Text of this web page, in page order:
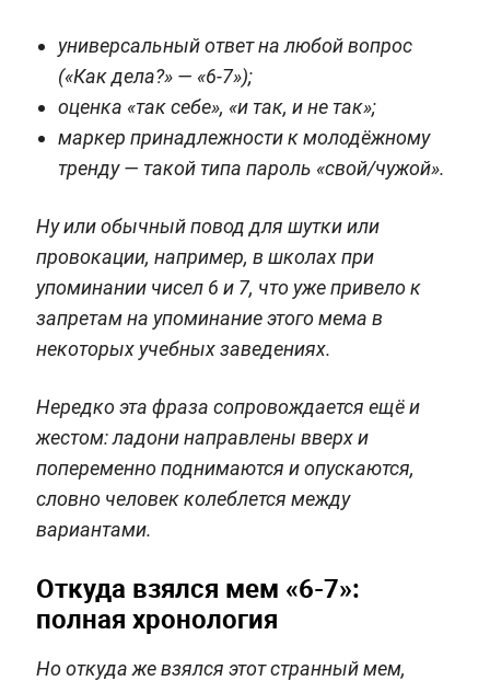
универсальный ответ на любой вопрос
(«Как дела?» — «6-7»);
оценка «так себе», «и так, и не так»;
маркер принадлежности к молодёжному
тренду — такой типа пароль «свой/чужой».
Ну или обычный повод для шутки или
провокации, например, в школах при
упоминании чисел 6 и 7, что уже привело к
запретам на упоминание этого мема в
некоторых учебных заведениях.
Нередко эта фраза сопровождается ещё и
жестом: ладони направлены вверх и
попеременно поднимаются и опускаются,
словно человек колеблется между
вариантами.
Откуда взялся мем «6-7»:
полная хронология
Но откуда же взялся этот странный мем,